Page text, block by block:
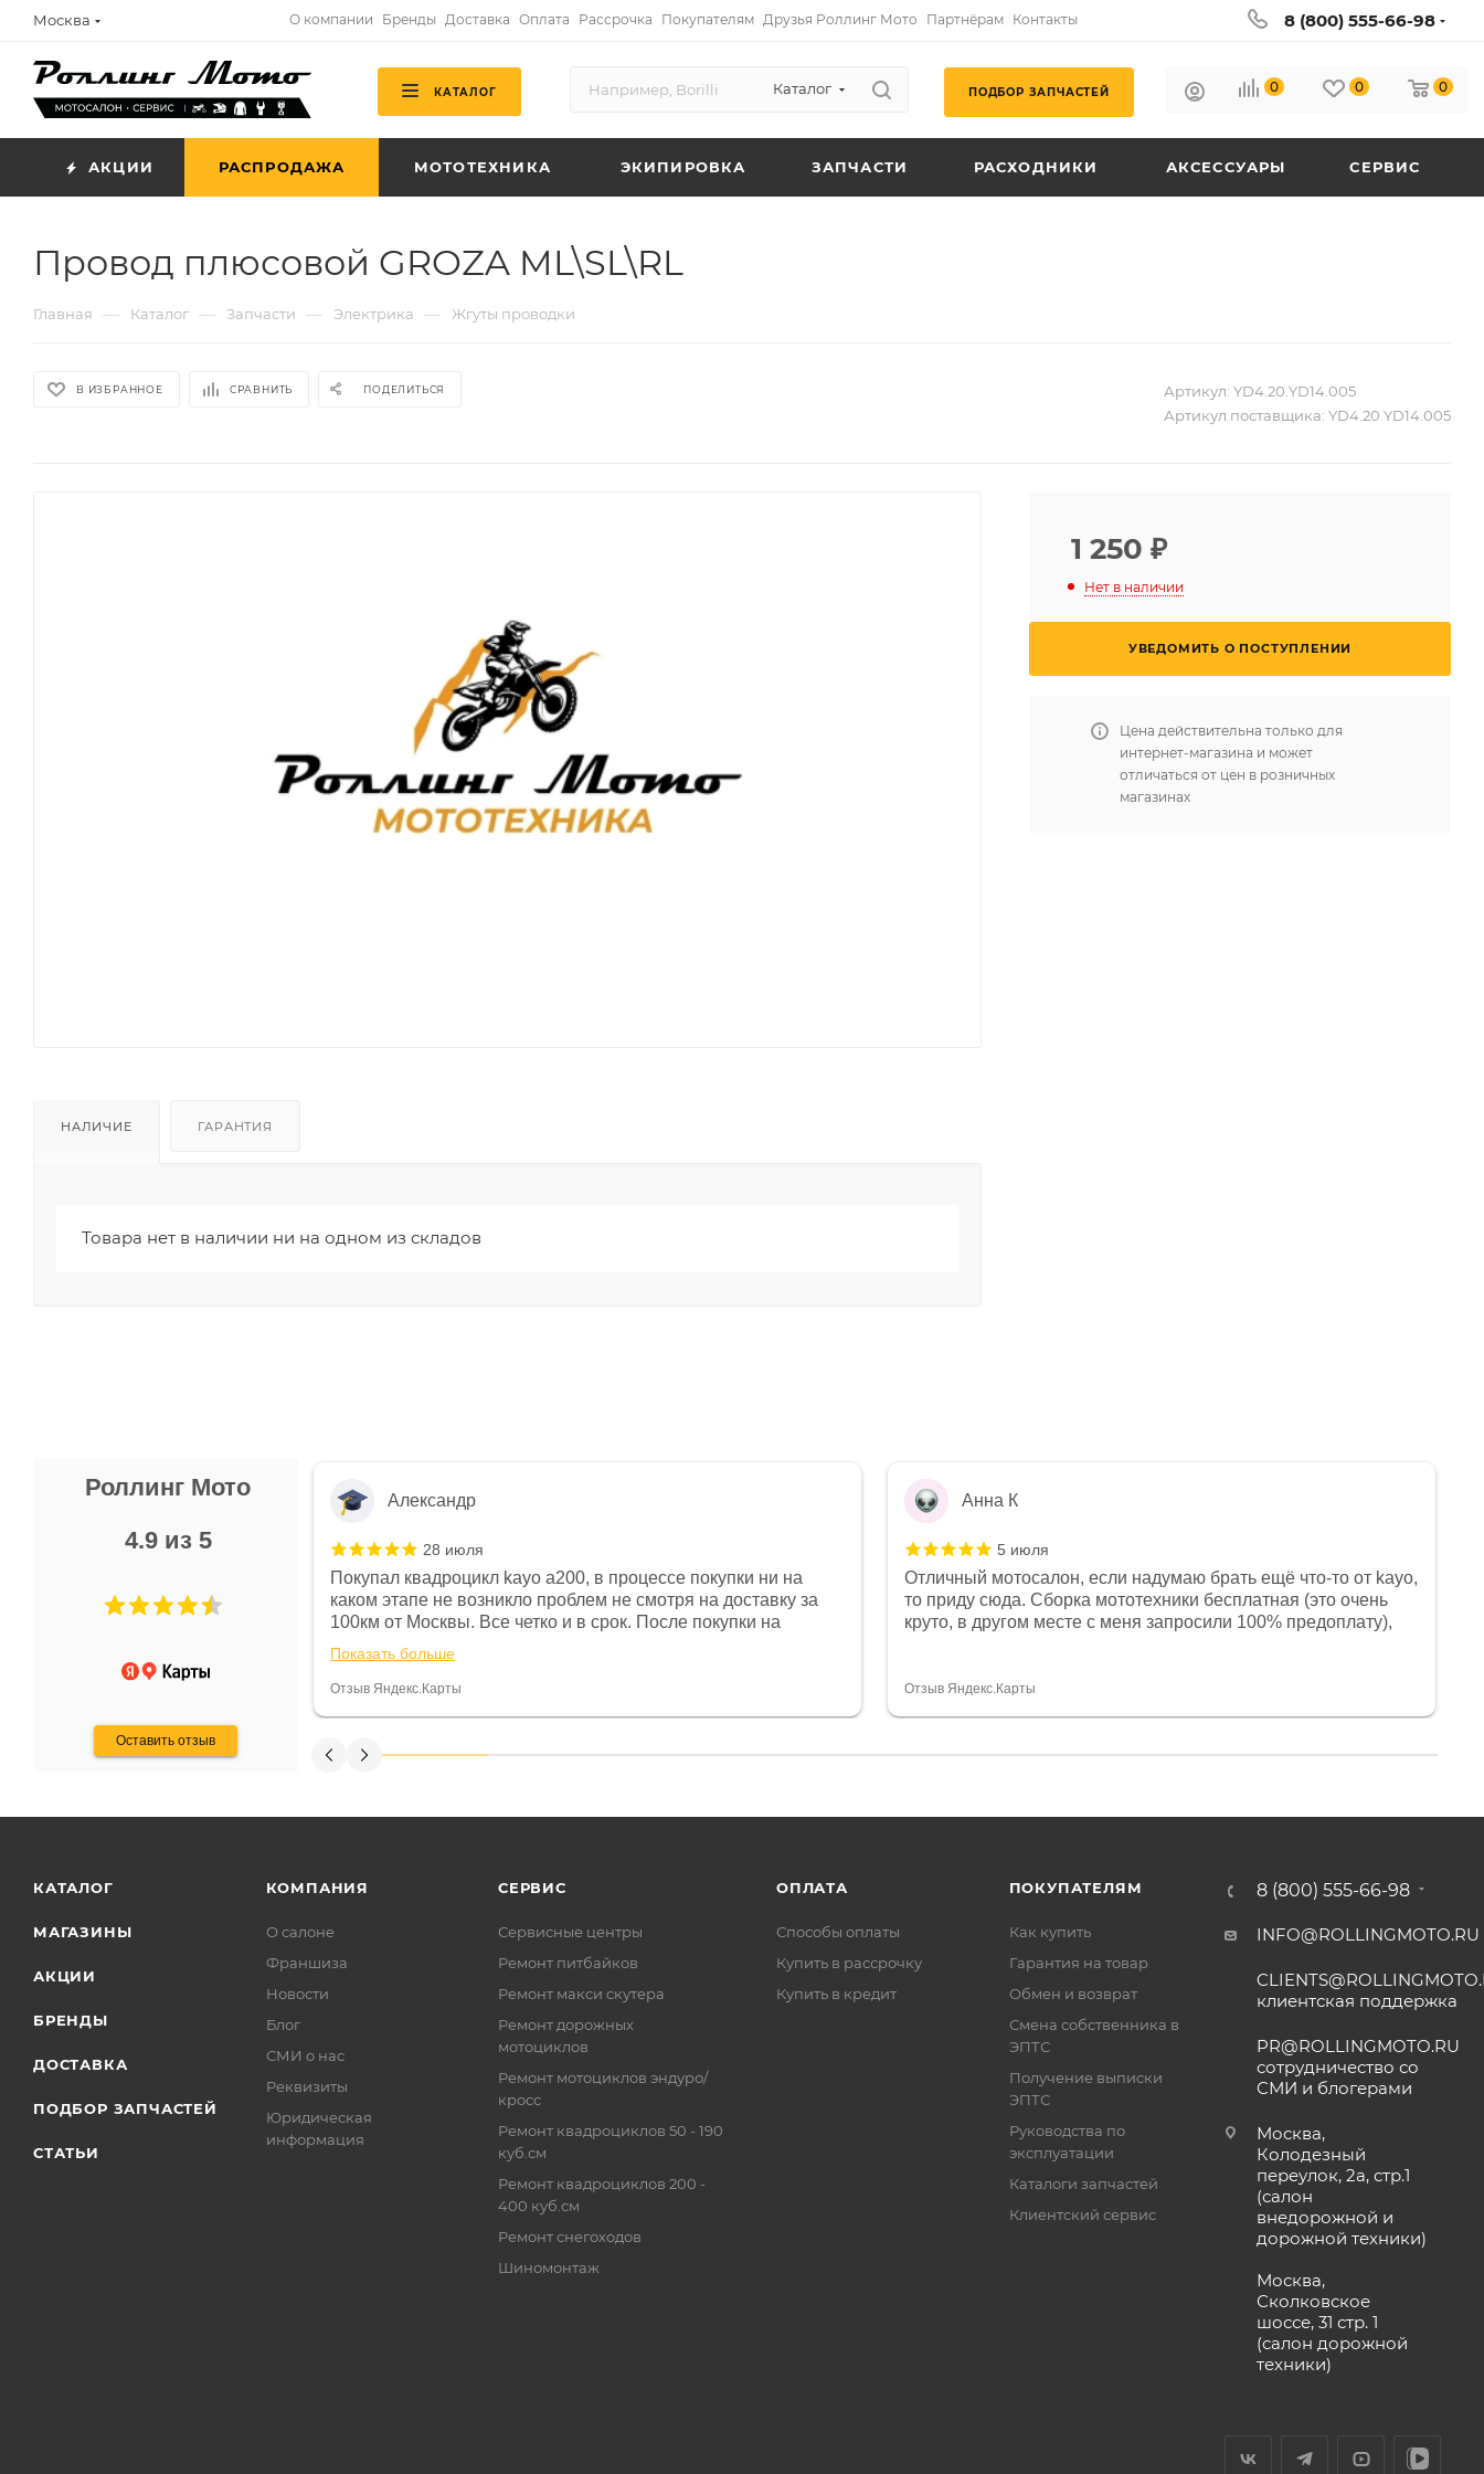
Москва О компании Бренды Доставка Оплата Рассрочка Покупателям Друзья Роллинг Мото Партнёрам Контакты 8 (800) 555-66-98
КАТАЛОГ Каталог ПОДБОР ЗАПЧАСТЕЙ 0 0 0
АКЦИИ РАСПРОДАЖА МОТОТЕХНИКА ЭКИПИРОВКА ЗАПЧАСТИ РАСХОДНИКИ АКСЕССУАРЫ СЕРВИС
Провод плюсовой GROZA ML\SL\RL
Главная — Каталог — Запчасти — Электрика — Жгуты проводки
В ИЗБРАННОЕ СРАВНИТЬ ПОДЕЛИТЬСЯ Артикул: YD4.20.YD14.005
Артикул поставщика: YD4.20.YD14.005
НАЛИЧИЕ ГАРАНТИЯ
Товара нет в наличии ни на одном из складов
1 250 ₽
Нет в наличии
УВЕДОМИТЬ О ПОСТУПЛЕНИИ
Цена действительна только для
интернет-магазина и может
отличаться от цен в розничных
магазинах
Роллинг Мото
4.9 из 5
Оставить отзыв
Не понравились условия
и дают только на год)
Александр
28 июля
Покупал квадроцикл kayo a200, в процессе покупки ни на
каком этапе не возникло проблем не смотря на доставку за
100км от Москвы. Все четко и в срок. После покупки на
спидометре всегда был 0, при этом представители магазина
постоянно были на связи и в итоге проблема была решена.
Считаю, что это говорит о небезразличии к клиенту после
Показать больше
Отзыв Яндекс.Карты
Анна К
5 июля
Отличный мотосалон, если надумаю брать ещё что-то от kayo,
то приду сюда. Сборка мототехники бесплатная (это очень
круто, в другом месте с меня запросили 100% предоплату),
спасибо отдельное, всегда на связи, очень детально всё
Отзыв Яндекс.Карты
КАТАЛОГ
МАГАЗИНЫ
АКЦИИ
БРЕНДЫ
ДОСТАВКА
ПОДБОР ЗАПЧАСТЕЙ
СТАТЬИ
КОМПАНИЯ
О салоне
Франшиза
Новости
Блог
СМИ о нас
Реквизиты
Юридическая
информация
СЕРВИС
Сервисные центры
Ремонт питбайков
Ремонт макси скутера
Ремонт дорожных
мотоциклов
Ремонт мотоциклов эндуро/
кросс
Ремонт квадроциклов 50 - 190
куб.см
Ремонт квадроциклов 200 -
400 куб.см
Ремонт снегоходов
Шиномонтаж
ОПЛАТА
Способы оплаты
Купить в рассрочку
Купить в кредит
ПОКУПАТЕЛЯМ
Как купить
Гарантия на товар
Обмен и возврат
Смена собственника в
ЭПТС
Получение выписки
ЭПТС
Руководства по
эксплуатации
Каталоги запчастей
Клиентский сервис
8 (800) 555-66-98
INFO@ROLLINGMOTO.RU
клиентская поддержка
PR@ROLLINGMOTO.RU
сотрудничество со
СМИ и блогерами
Москва,
Колодезный
переулок, 2а, стр.1
(салон
внедорожной и
дорожной техники)
Москва,
Сколковское
шоссе, 31 стр. 1
(салон дорожной
техники)